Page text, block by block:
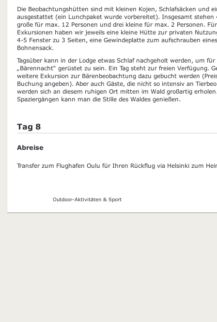
Die Beobachtungshütten sind mit kleinen Kojen, Schlafsäcken und
ausgestattet (ein Lunchpaket wurde vorbereitet). Insgesamt
große für max. 12 Personen und drei kleine für max. 2 Personen.
Exkursionen haben wir jeweils eine kleine Hütte zur privaten
4-5 Fenster zu 3 Seiten, eine Gewindeplatte zum aufschrauben
Bohnensack.
Tagsüber kann in der Lodge etwas Schlaf nachgeholt werden, um
„Bärennacht“ gerüstet zu sein. Ein Tag steht zur freien Verfügung.
weitere Exkursion zur Bärenbeobachtung dazu gebucht werden
Buchung angeben). Aber auch Gäste, die nicht so intensiv an
werden sich an diesem ruhigen Ort mitten im Wald großartig
Spaziergängen kann man die Stille des Waldes genießen.
Tag 8
Abreise
Transfer zum Flughafen Oulu für Ihren Rückflug via Helsinki zum
Outdoor-Aktivitäten & Sport